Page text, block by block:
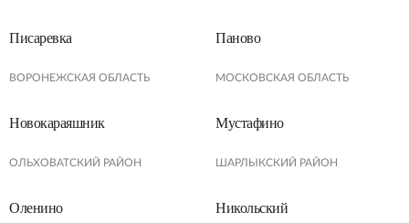
Писаревка
ВОРОНЕЖСКАЯ ОБЛАСТЬ
Паново
МОСКОВСКАЯ ОБЛАСТЬ
Новокараяшник
ОЛЬХОВАТСКИЙ РАЙОН
Мустафино
ШАРЛЫКСКИЙ РАЙОН
Оленино Никольский